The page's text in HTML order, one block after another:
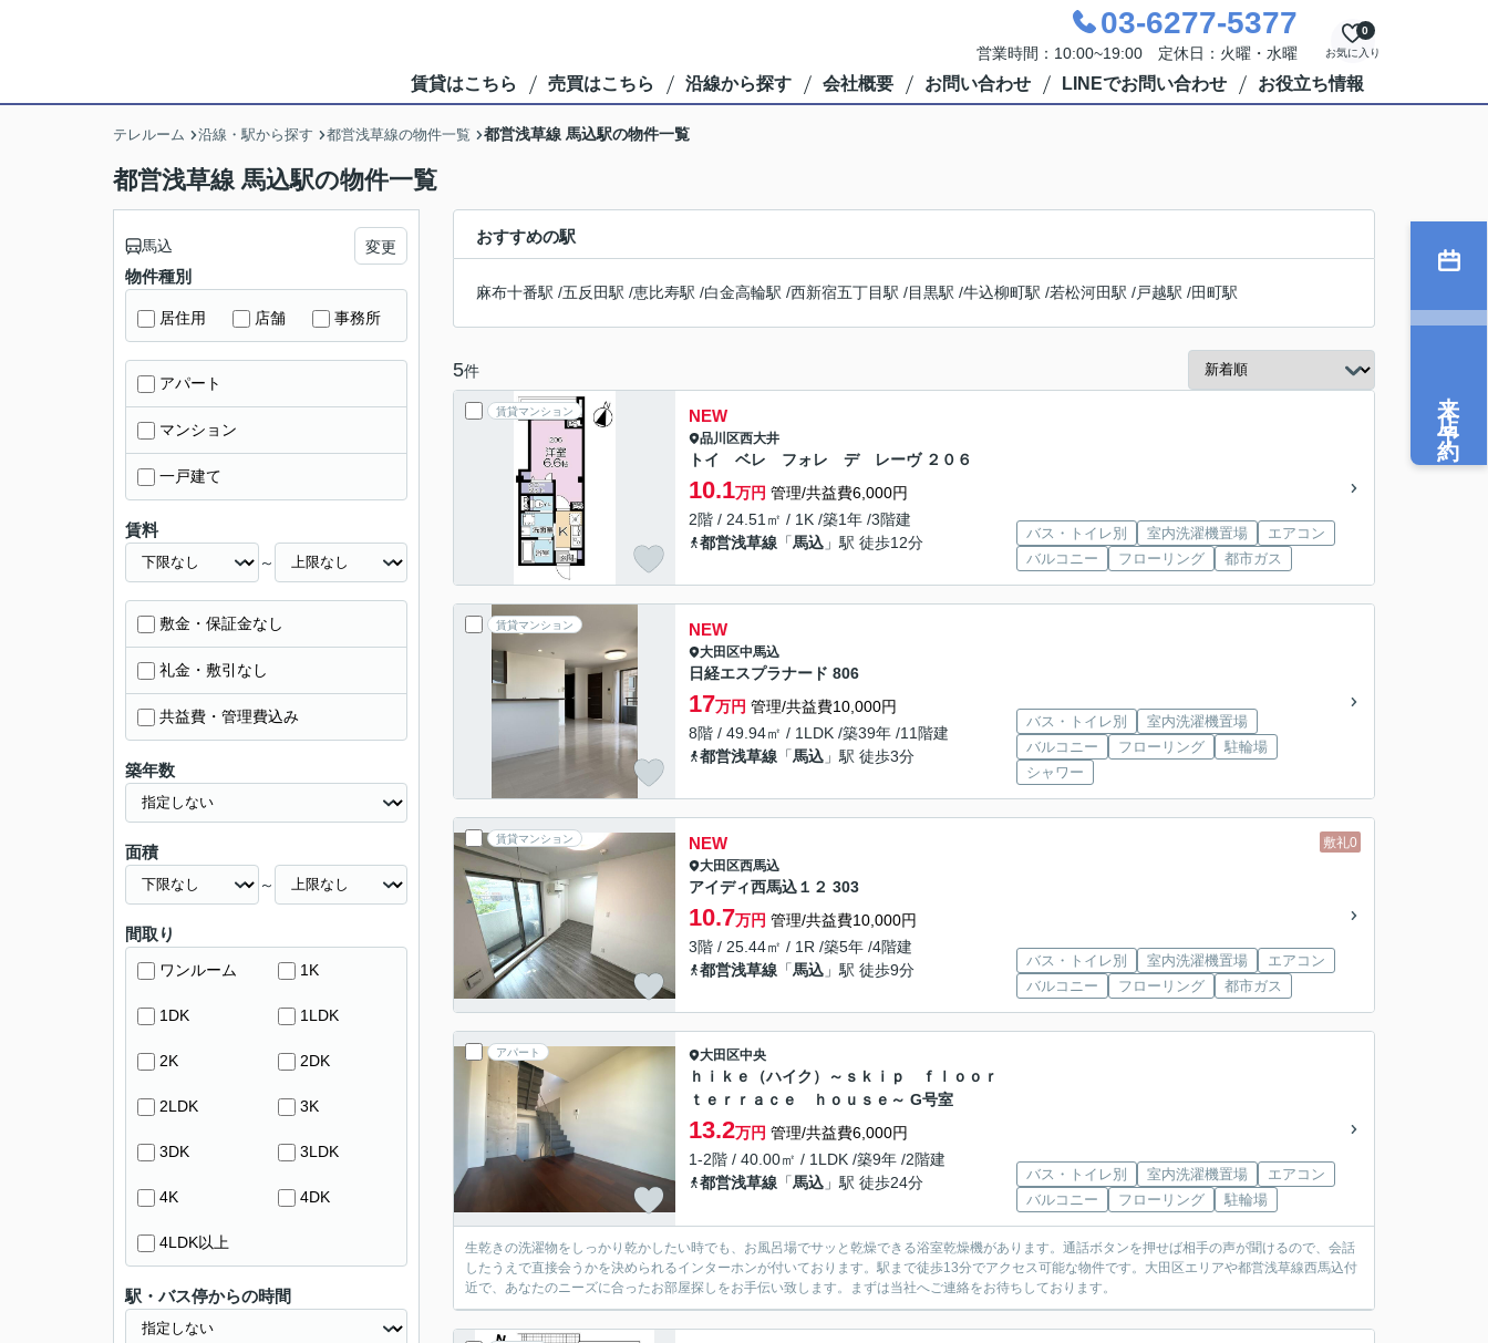
03-6277-5377
営業時間：10:00~19:00 定休日：火曜・水曜 お気に入り
0
賃貸はこちら 売買はこちら 沿線から探す 会社概要 お問い合わせ LINEでお問い合わせ お役立ち情報
テレルーム 沿線・駅から探す 都営浅草線の物件一覧 都営浅草線 馬込駅の物件一覧
都営浅草線 馬込駅の物件一覧
おすすめの駅
麻布十番駅 /五反田駅 /恵比寿駅 /白金高輪駅 /西新宿五丁目駅 /目黒駅 /牛込柳町駅 /若松河田駅 /戸越駅 /田町駅
5件
賃貸マンション NEW
品川区西大井
トイ ベレ フォレ デ レーヴ ２０６
10.1万円 管理/共益費6,000円
2階 / 24.51㎡ / 1K /築1年 /3階建
都営浅草線 「馬込 」駅 徒歩12分
バス・トイレ別 室内洗濯機置場
エアコン
バルコニー
フローリング 都市ガス
賃貸マンション NEW
大田区中馬込
日経エスプラナード 806
17万円 管理/共益費10,000円
8階 / 49.94㎡ / 1LDK /築39年 /11階建
都営浅草線 「馬込 」駅 徒歩3分
バス・トイレ別
室内洗濯機置場
バルコニー
フローリング
駐輪場
シャワー
賃貸マンション 敷礼0
NEW
大田区西馬込
アイディ西馬込１２ 303
10.7万円 管理/共益費10,000円
3階 / 25.44㎡ / 1R /築5年 /4階建
都営浅草線 「馬込 」駅 徒歩9分
バス・トイレ別 室内洗濯機置場
エアコン
バルコニー
フローリング 都市ガス
アパート 大田区中央
ｈｉｋｅ（ハイク）～ｓｋｉｐ ｆｌｏｏｒ
ｔｅｒｒａｃｅ ｈｏｕｓｅ～ G号室
13.2万円 管理/共益費6,000円
1-2階 / 40.00㎡ / 1LDK /築9年 /2階建
都営浅草線 「馬込 」駅 徒歩24分 バス・トイレ別 室内洗濯機置場
エアコン
バルコニー
フローリング 駐輪場
生乾きの洗濯物をしっかり乾かしたい時でも、お風呂場でサッと乾燥できる浴室乾燥機があります。通話ボタンを押せば相手の声が聞けるので、会話
したうえで直接会うかを決められるインターホンが付いております。駅まで徒歩13分でアクセス可能な物件です。大田区エリアや都営浅草線西馬込付
近で、あなたのニーズに合ったお部屋探しをお手伝い致します。まずは当社へご連絡をお待ちしております。
馬込 変更
物件種別
居住用 店舗 事務所
アパート
マンション
一戸建て
賃料
～
敷金・保証金なし
礼金・敷引なし
共益費・管理費込み
築年数
面積
～
間取り
ワンルーム 1K
1DK 1LDK
2K 2DK
2LDK 3K
3DK 3LDK
4K 4DK
4LDK以上
駅・バス停からの時間
来店予約